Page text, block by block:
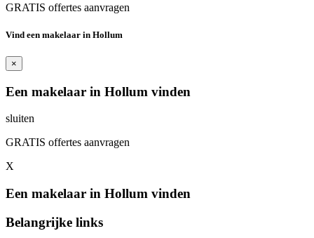
GRATIS offertes aanvragen
Vind een makelaar in Hollum
×
Een makelaar in Hollum vinden
sluiten
GRATIS offertes aanvragen
X
Een makelaar in Hollum vinden
Belangrijke links